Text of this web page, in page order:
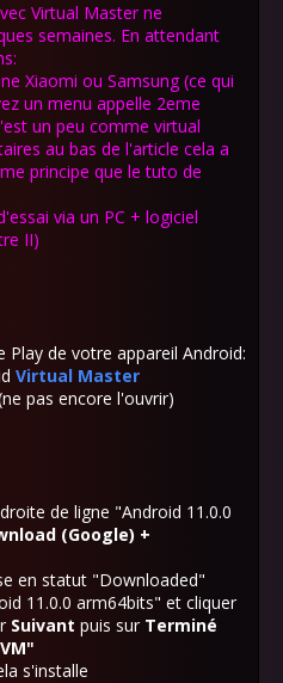
Virtual Master ne
semaines. En attendant
Xiaomi ou Samsung (ce qui
un menu appelle 2eme
un peu comme virtual
au bas de l'article cela a
principe que le tuto de
via un PC + logiciel
II)
Play de votre appareil Android:
Virtual Master
pas encore l'ouvrir)
de ligne "Android 11.0.0
(Google) +
en statut "Downloaded"
11.0.0 arm64bits" et cliquer
Suivant puis sur Terminé
s'installe